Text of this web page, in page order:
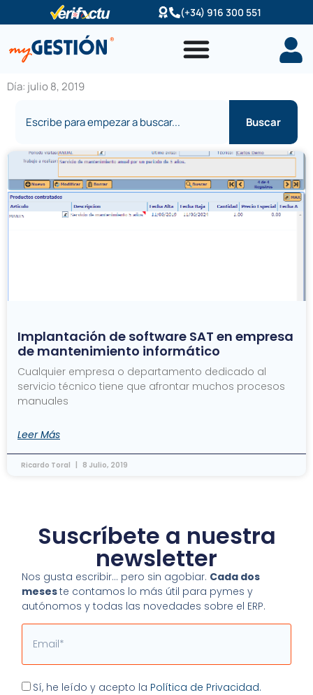
al
contenido
(+34) 916 300 551
Día: julio 8, 2019
Buscar
Implantación de software SAT en empresa
de mantenimiento informático
Cualquier empresa o departamento dedicado al
servicio técnico tiene que afrontar muchos procesos
manuales
Leer Más
Ricardo Toral 8 Julio, 2019
Suscríbete a nuestra
newsletter
Nos gusta escribir… pero sin agobiar. Cada dos
meseste contamos lo más útil para pymes y
autónomos y todas las novedades sobre el ERP.
Email
Aceptación
Sí, he leído y acepto la Política de Privacidad.